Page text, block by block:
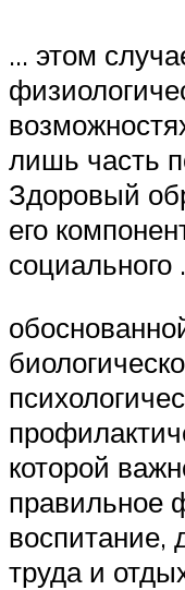
… этом
лишь часть
Здоровый
его
социального
кото­рой
правильное
воспитание,
труда и